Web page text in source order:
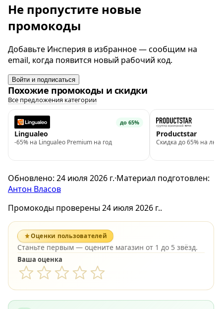
Не пропустите новые
промокоды
Добавьте Инсперия в избранное — сообщим на
email, когда появится новый рабочий код.
Войти и подписаться
Похожие промокоды и скидки
Все предложения категории
до 65%
Lingualeo
-65% на Lingualeo Premium на год
Productstar
Скидка до 65% на
Обновлено: 24 июля 2026 г.·Материал подготовлен:
Антон Власов
Промокоды проверены 24 июля 2026 г..
Оценки пользователей
Станьте первым — оцените магазин от 1 до 5 звёзд.
Ваша оценка